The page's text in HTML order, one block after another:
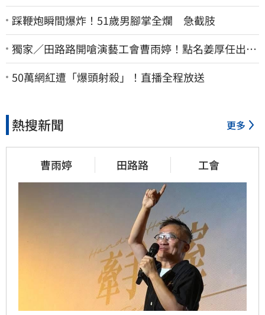
踩鞭炮瞬間爆炸！51歲男腳掌全爛 急截肢
獨家／田路路開嗆演藝工會曹雨婷！點名姜厚任出
來 他16字回應了
50萬網紅遭「爆頭射殺」！直播全程放送
熱搜新聞 更多
曹雨婷 田路路 工會